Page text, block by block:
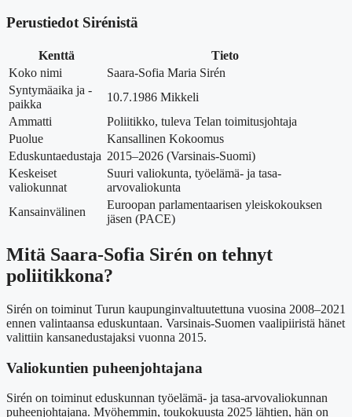
Perustiedot Sirénistä
Kenttä
Tieto
Koko nimi
Saara-Sofia Maria Sirén
Syntymäaika ja -
paikka
10.7.1986 Mikkeli
Ammatti
Poliitikko, tuleva Telan toimitusjohtaja
Puolue
Kansallinen Kokoomus
Eduskuntaedustaja 2015–2026 (Varsinais-Suomi)
Keskeiset
valiokunnat
Suuri valiokunta, työelämä- ja tasa-
arvovaliokunta
Kansainvälinen
Euroopan parlamentaarisen yleiskokouksen
jäsen (PACE)
Mitä Saara-Sofia Sirén on tehnyt
poliitikkona?
Sirén on toiminut Turun kaupunginvaltuutettuna vuosina 2008–2021
ennen valintaansa eduskuntaan. Varsinais-Suomen vaalipiiristä hänet
valittiin kansanedustajaksi vuonna 2015.
Valiokuntien puheenjohtajana
Sirén on toiminut eduskunnan työelämä- ja tasa-arvovaliokunnan
puheenjohtajana. Myöhemmin, toukokuusta 2025 lähtien, hän on